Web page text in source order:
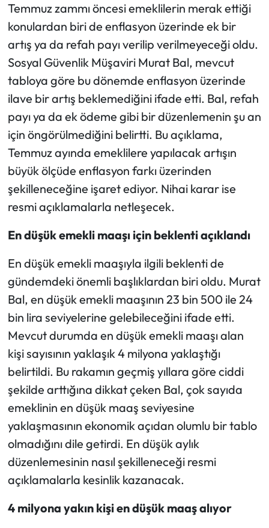
Temmuz zammı öncesi emeklilerin merak ettiği
konulardan biri de enflasyon üzerinde ek bir
artış ya da refah payı verilip verilmeyeceği oldu.
Sosyal Güvenlik Müşaviri Murat Bal, mevcut
tabloya göre bu dönemde enflasyon üzerinde
ilave bir artış beklemediğini ifade etti. Bal, refah
payı ya da ek ödeme gibi bir düzenlemenin şu an
için öngörülmediğini belirtti. Bu açıklama,
Temmuz ayında emeklilere yapılacak artışın
büyük ölçüde enflasyon farkı üzerinden
şekilleneceğine işaret ediyor. Nihai karar ise
resmi açıklamalarla netleşecek.
En düşük emekli maaşı için beklenti açıklandı
En düşük emekli maaşıyla ilgili beklenti de
gündemdeki önemli başlıklardan biri oldu. Murat
Bal, en düşük emekli maaşının 23 bin 500 ile 24
bin lira seviyelerine gelebileceğini ifade etti.
Mevcut durumda en düşük emekli maaşı alan
kişi sayısının yaklaşık 4 milyona yaklaştığı
belirtildi. Bu rakamın geçmiş yıllara göre ciddi
şekilde arttığına dikkat çeken Bal, çok sayıda
emeklinin en düşük maaş seviyesine
yaklaşmasının ekonomik açıdan olumlu bir tablo
olmadığını dile getirdi. En düşük aylık
düzenlemesinin nasıl şekilleneceği resmi
açıklamalarla kesinlik kazanacak.
4 milyona yakın kişi en düşük maaş alıyor